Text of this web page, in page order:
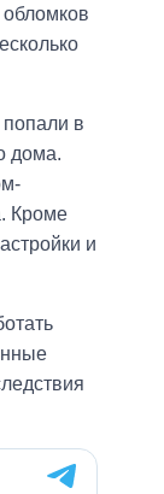
в
дома.
Кроме
и